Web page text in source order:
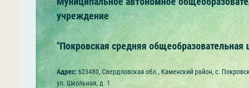
учреждение
"Покровская средняя общеобразовательная
Адрес: 623480, Свердловская обл., Каменский район, с.
ул. Школьная, д. 1